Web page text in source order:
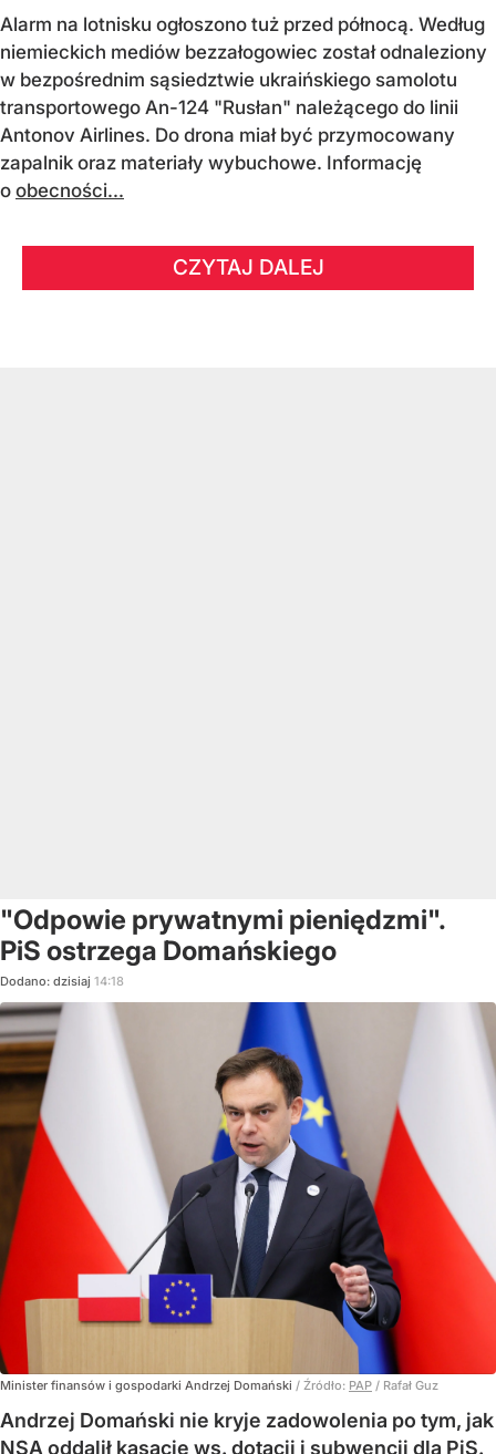
Alarm na lotnisku ogłoszono tuż przed północą. Według
niemieckich mediów bezzałogowiec został odnaleziony
w bezpośrednim sąsiedztwie ukraińskiego samolotu
transportowego An-124 "Rusłan" należącego do linii
Antonov Airlines. Do drona miał być przymocowany
zapalnik oraz materiały wybuchowe. Informację
o obecności...
CZYTAJ DALEJ
"Odpowie prywatnymi pieniędzmi".
PiS ostrzega Domańskiego
Dodano: dzisiaj 14:18
Minister finansów i gospodarki Andrzej Domański / Źródło: PAP / Rafał Guz
Andrzej Domański nie kryje zadowolenia po tym, jak
NSA oddalił kasację ws. dotacji i subwencji dla PiS.